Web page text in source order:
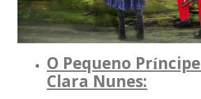
O Pequeno
Clara Nunes: